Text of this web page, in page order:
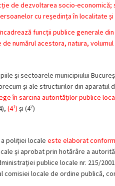
de dezvoltarea socio-
cu reședința în localitate
funcții publice generale
numărul acestora, natura,
şi sectoarele municipiului
şi ale structurilor din aparatul
în sarcina autorităţilor publice
(41) şi (42)
poliţiei locale este elaborat
și aprobat prin hotărâre a
publice locale nr. 215/
comisiei locale de ordine publică,